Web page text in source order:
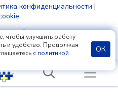
конфиденциальности |
18+
чтобы улучшить работу
и удобство. Продолжая
с политикой
ОК